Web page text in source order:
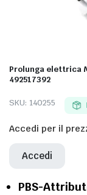
Prolunga elettrica
492517392
SKU: 140255
Accedi per il
Accedi
PBS-